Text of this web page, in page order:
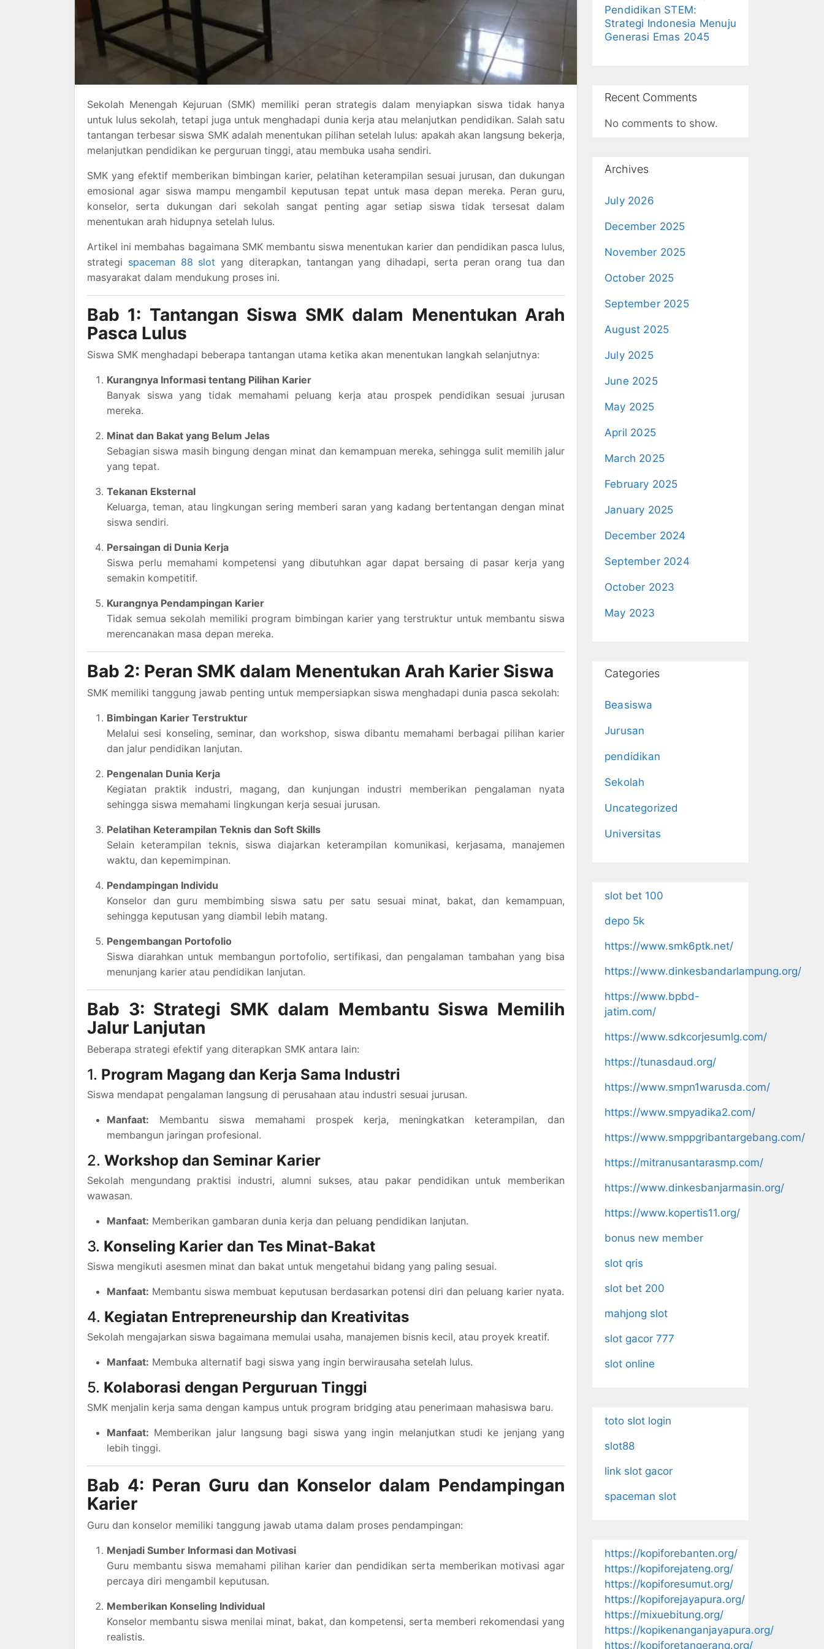
Sekolah Menengah Kejuruan (SMK) memiliki peran strategis dalam menyiapkan siswa tidak hanya
untuk lulus sekolah, tetapi juga untuk menghadapi dunia kerja atau melanjutkan pendidikan. Salah satu
tantangan terbesar siswa SMK adalah menentukan pilihan setelah lulus: apakah akan langsung bekerja,
melanjutkan pendidikan ke perguruan tinggi, atau membuka usaha sendiri.
SMK yang efektif memberikan bimbingan karier, pelatihan keterampilan sesuai jurusan, dan dukungan
emosional agar siswa mampu mengambil keputusan tepat untuk masa depan mereka. Peran guru,
konselor, serta dukungan dari sekolah sangat penting agar setiap siswa tidak tersesat dalam
menentukan arah hidupnya setelah lulus.
Artikel ini membahas bagaimana SMK membantu siswa menentukan karier dan pendidikan pasca lulus,
strategi spaceman 88 slot yang diterapkan, tantangan yang dihadapi, serta peran orang tua dan
masyarakat dalam mendukung proses ini.
Bab 1: Tantangan Siswa SMK dalam Menentukan Arah
Pasca Lulus
Siswa SMK menghadapi beberapa tantangan utama ketika akan menentukan langkah selanjutnya:
Kurangnya Informasi tentang Pilihan Karier
Banyak siswa yang tidak memahami peluang kerja atau prospek pendidikan sesuai jurusan
mereka.
Minat dan Bakat yang Belum Jelas
Sebagian siswa masih bingung dengan minat dan kemampuan mereka, sehingga sulit memilih jalur
yang tepat.
Tekanan Eksternal
Keluarga, teman, atau lingkungan sering memberi saran yang kadang bertentangan dengan minat
siswa sendiri.
Persaingan di Dunia Kerja
Siswa perlu memahami kompetensi yang dibutuhkan agar dapat bersaing di pasar kerja yang
semakin kompetitif.
Kurangnya Pendampingan Karier
Tidak semua sekolah memiliki program bimbingan karier yang terstruktur untuk membantu siswa
merencanakan masa depan mereka.
Bab 2: Peran SMK dalam Menentukan Arah Karier Siswa
SMK memiliki tanggung jawab penting untuk mempersiapkan siswa menghadapi dunia pasca sekolah:
Bimbingan Karier Terstruktur
Melalui sesi konseling, seminar, dan workshop, siswa dibantu memahami berbagai pilihan karier
dan jalur pendidikan lanjutan.
Pengenalan Dunia Kerja
Kegiatan praktik industri, magang, dan kunjungan industri memberikan pengalaman nyata
sehingga siswa memahami lingkungan kerja sesuai jurusan.
Pelatihan Keterampilan Teknis dan Soft Skills
Selain keterampilan teknis, siswa diajarkan keterampilan komunikasi, kerjasama, manajemen
waktu, dan kepemimpinan.
Pendampingan Individu
Konselor dan guru membimbing siswa satu per satu sesuai minat, bakat, dan kemampuan,
sehingga keputusan yang diambil lebih matang.
Pengembangan Portofolio
Siswa diarahkan untuk membangun portofolio, sertifikasi, dan pengalaman tambahan yang bisa
menunjang karier atau pendidikan lanjutan.
Bab 3: Strategi SMK dalam Membantu Siswa Memilih
Jalur Lanjutan
Beberapa strategi efektif yang diterapkan SMK antara lain:
1. Program Magang dan Kerja Sama Industri
Siswa mendapat pengalaman langsung di perusahaan atau industri sesuai jurusan.
Manfaat: Membantu siswa memahami prospek kerja, meningkatkan keterampilan, dan
membangun jaringan profesional.
2. Workshop dan Seminar Karier
Sekolah mengundang praktisi industri, alumni sukses, atau pakar pendidikan untuk memberikan
wawasan.
Manfaat: Memberikan gambaran dunia kerja dan peluang pendidikan lanjutan.
3. Konseling Karier dan Tes Minat-Bakat
Siswa mengikuti asesmen minat dan bakat untuk mengetahui bidang yang paling sesuai.
Manfaat: Membantu siswa membuat keputusan berdasarkan potensi diri dan peluang karier nyata.
4. Kegiatan Entrepreneurship dan Kreativitas
Sekolah mengajarkan siswa bagaimana memulai usaha, manajemen bisnis kecil, atau proyek kreatif.
Manfaat: Membuka alternatif bagi siswa yang ingin berwirausaha setelah lulus.
5. Kolaborasi dengan Perguruan Tinggi
SMK menjalin kerja sama dengan kampus untuk program bridging atau penerimaan mahasiswa baru.
Manfaat: Memberikan jalur langsung bagi siswa yang ingin melanjutkan studi ke jenjang yang
lebih tinggi.
Bab 4: Peran Guru dan Konselor dalam Pendampingan
Karier
Guru dan konselor memiliki tanggung jawab utama dalam proses pendampingan:
Menjadi Sumber Informasi dan Motivasi
Guru membantu siswa memahami pilihan karier dan pendidikan serta memberikan motivasi agar
percaya diri mengambil keputusan.
Memberikan Konseling Individual
Konselor membantu siswa menilai minat, bakat, dan kompetensi, serta memberi rekomendasi yang
realistis.
Pendidikan STEM:
Strategi Indonesia Menuju
Generasi Emas 2045
Recent Comments
No comments to show.
Archives
July 2026
December 2025
November 2025
October 2025
September 2025
August 2025
July 2025
June 2025
May 2025
April 2025
March 2025
February 2025
January 2025
December 2024
September 2024
October 2023
May 2023
Categories
Beasiswa
Jurusan
pendidikan
Sekolah
Uncategorized
Universitas
slot bet 100
depo 5k
https://www.smk6ptk.net/
https://www.dinkesbandarlampung.org/
https://www.bpbd-
jatim.com/
https://www.sdkcorjesumlg.com/
https://tunasdaud.org/
https://www.smpn1warusda.com/
https://www.smpyadika2.com/
https://www.smppgribantargebang.com/
https://mitranusantarasmp.com/
https://www.dinkesbanjarmasin.org/
https://www.kopertis11.org/
bonus new member
slot qris
slot bet 200
mahjong slot
slot gacor 777
slot online
toto slot login
slot88
link slot gacor
spaceman slot
https://kopiforebanten.org/
https://kopiforejateng.org/
https://kopiforesumut.org/
https://kopiforejayapura.org/
https://mixuebitung.org/
https://kopikenanganjayapura.org/
https://kopiforetangerang.org/